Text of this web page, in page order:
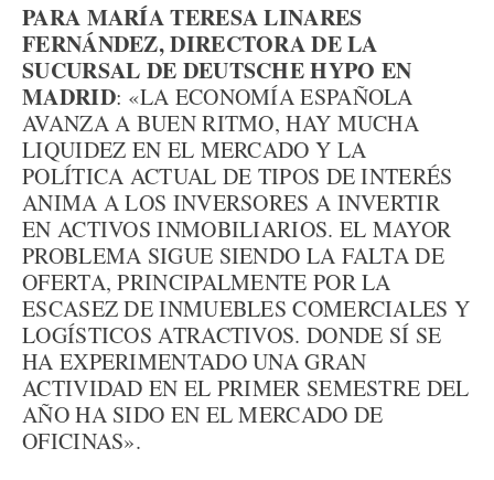
PARA MARÍA TERESA LINARES
FERNÁNDEZ, DIRECTORA DE LA
SUCURSAL DE DEUTSCHE HYPO EN
MADRID: «LA ECONOMÍA ESPAÑOLA
AVANZA A BUEN RITMO, HAY MUCHA
LIQUIDEZ EN EL MERCADO Y LA
POLÍTICA ACTUAL DE TIPOS DE INTERÉS
ANIMA A LOS INVERSORES A INVERTIR
EN ACTIVOS INMOBILIARIOS. EL MAYOR
PROBLEMA SIGUE SIENDO LA FALTA DE
OFERTA, PRINCIPALMENTE POR LA
ESCASEZ DE INMUEBLES COMERCIALES Y
LOGÍSTICOS ATRACTIVOS. DONDE SÍ SE
HA EXPERIMENTADO UNA GRAN
ACTIVIDAD EN EL PRIMER SEMESTRE DEL
AÑO HA SIDO EN EL MERCADO DE
OFICINAS».